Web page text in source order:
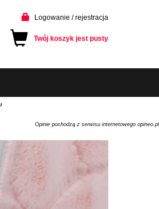
Logowanie / rejestracja
Twój koszyk jest pusty
Opinie pochodzą z serwisu internetowego opineo.pl